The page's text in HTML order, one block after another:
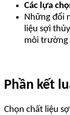
Các lựa
Những đổi
liệu sợi
môi trường
Phần kết
Chọn chất liệu